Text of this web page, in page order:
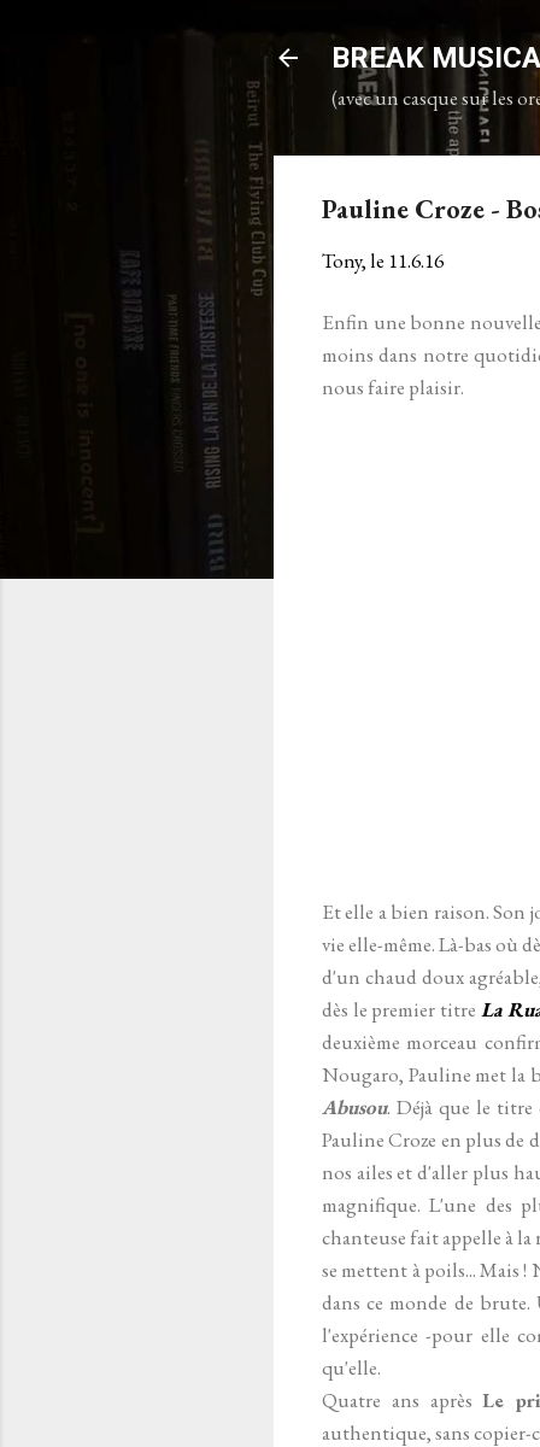
BREAK
(avec un casque sur les
Pauline Croze -
Tony, le 11.6.16
Enfin une bonne
moins dans notre
nous faire plaisir.
Et elle a bien raison. Son
vie elle-même. Là-bas où
d'un chaud doux
dès le premier titre La
deuxième morceau
Nougaro, Pauline met la
Abusou. Déjà que le
Pauline Croze en plus de
nos ailes et d'aller plus
magnifique. L'une des
chanteuse fait appelle à
se mettent à poils... Mais
dans ce monde de
l'expérience -pour elle
qu'elle.
Quatre ans aprèsLe
authentique, sans